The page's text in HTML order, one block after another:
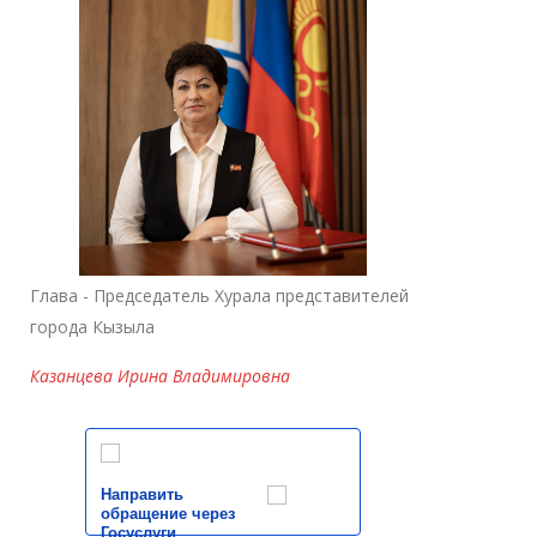
Глава - Председатель Хурала представителей
города Кызыла
Казанцева Ирина Владимировна
Направить
обращение через
Госуслуги